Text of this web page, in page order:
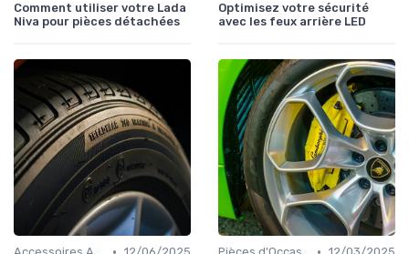
Comment utiliser votre Lada
Niva pour pièces détachées
Optimisez votre sécurité
avec les feux arrière LED